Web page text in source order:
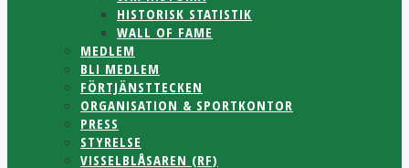
HISTORISK STATISTIK
WALL OF FAME
MEDLEM
BLI MEDLEM
FÖRTJÄNSTTECKEN
ORGANISATION & SPORTKONTOR
PRESS
STYRELSE
VISSELBLÅSAREN (RF)